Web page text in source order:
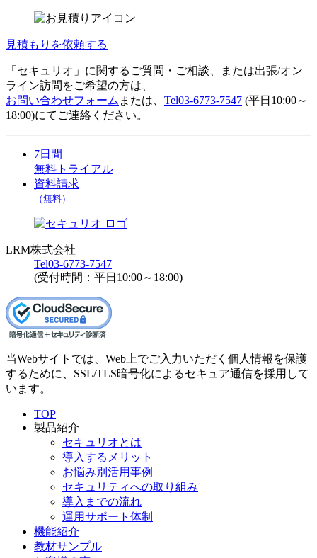
見積もりを依頼する
「セキュリオ」に関するご質問・ご相談、または出張/オン
ライン訪問をご希望の方は、
お問い合わせフォーム または、 Tel03-6773-7547 (平日10:00～
18:00)にてご連絡ください。
7日間
無料トライアル
資料請求
（無料）
LRM株式会社
Tel03-6773-7547
(受付時間：平日10:00～18:00)
当Webサイトでは、Web上でご入力いただく個人情報を保護
するために、SSL/TLS暗号化によるセキュア通信を採用して
います。
TOP
製品紹介
セキュリオとは
導入するメリット
お悩み別活用事例
セキュリティへの取り組み
導入までの流れ
運用サポート体制
機能紹介
教材サンプル